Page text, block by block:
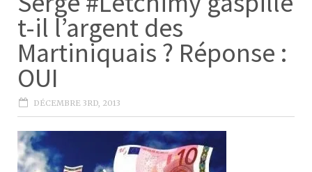
t-il l’argent des
Martiniquais ? Réponse :
OUI
DÉCEMBRE 3RD, 2013